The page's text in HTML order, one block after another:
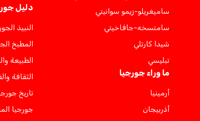
ساميغريلو-زيمو سوانيتي
سامتسخه-جافاخيتي
شيدا كارتلي
تبليسي
ما وراء جورجيا
أرمينيا
أذربيجان
دليل
النبيذ
المطبخ
الطبيعة
الثقافة
تاريخ
جورجيا